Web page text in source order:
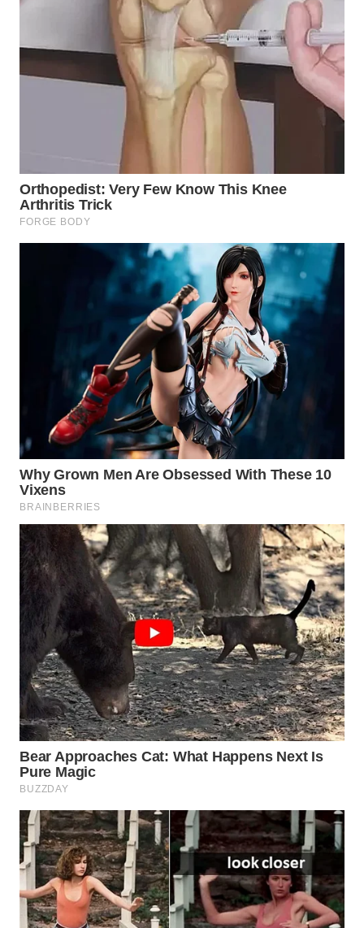
WN
CIANJUR
WN
TANGERANG
INDRAMAYU
WN
WN
MAJALENGKA
WN
SUBANG
WN
SUKABUMI
WN
PURWAKARTA
WN
PRIANGAN
TIMUR
WN
SEMARANG
WN
SOLO